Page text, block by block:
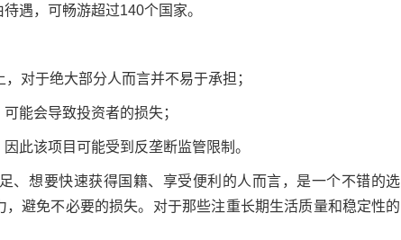
遇，可畅游超过140个国家。
对于绝大部分人而言并不易于承担；
能会导致投资者的损失；
此该项目可能受到反垄断监管限制。
、想要快速获得国籍、享受便利的人而言，是一个不错的选
避免不必要的损失。对于那些注重长期生活质量和稳定性的